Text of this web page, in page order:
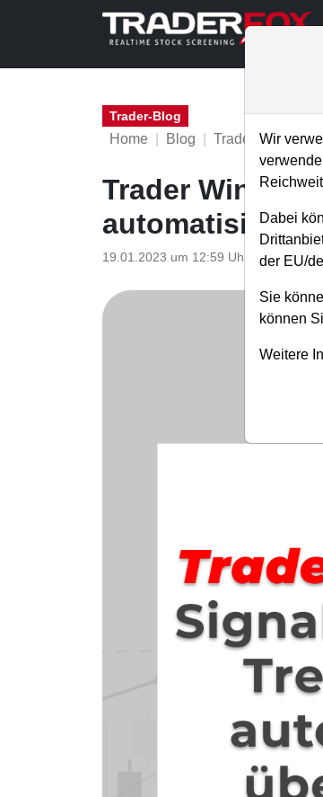
Trader-Blog
Home Blog Trader-Blog
Trader
automatisiert
19.01.2023 um 12:59 Uhr A.
Wir
Dabei
der EU/
Sie
können
Weitere